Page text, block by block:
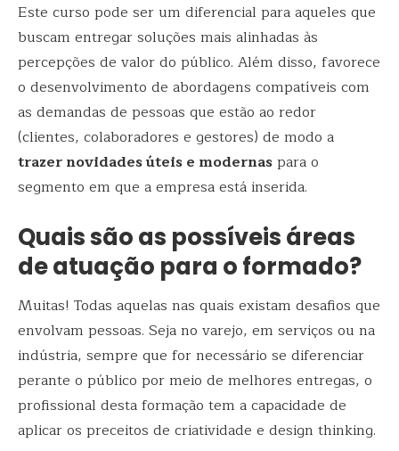
Este curso pode ser um diferencial para aqueles que
buscam entregar soluções mais alinhadas às
percepções de valor do público. Além disso, favorece
o desenvolvimento de abordagens compatíveis com
as demandas de pessoas que estão ao redor
(clientes, colaboradores e gestores) de modo a
trazer novidades úteis e modernaspara o
segmento em que a empresa está inserida.
Quais são as possíveis áreas
de atuação para o formado?
Muitas! Todas aquelas nas quais existam desafios que
envolvam pessoas. Seja no varejo, em serviços ou na
indústria, sempre que for necessário se diferenciar
perante o público por meio de melhores entregas, o
profissional desta formação tem a capacidade de
aplicar os preceitos de criatividade e design thinking.